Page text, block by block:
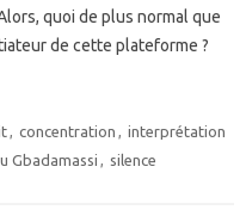
quoi de plus normal que
de cette plateforme ?
, concentration , interprétation
Gbadamassi , silence